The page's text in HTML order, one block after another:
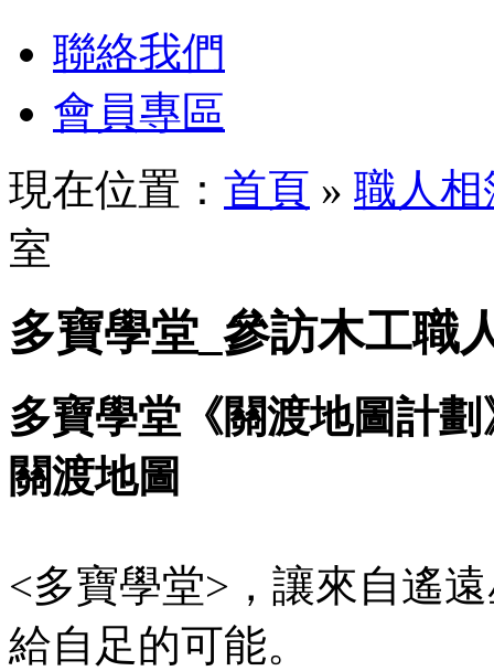
聯絡我們
會員專區
現在位置： 首頁 » 職人相
室
多寶學堂_參訪木工職
多寶學堂《關渡地圖計
關渡地圖
<多寶學堂>，讓來自遙
給自足的可能。